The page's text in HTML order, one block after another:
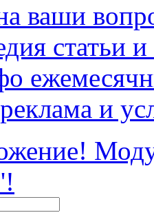
ваши
статьи
реклама и